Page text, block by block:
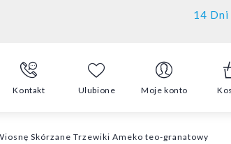
14 Dni
Kontakt Ulubione Moje konto
Skórzane Trzewiki Ameko teo-granatowy